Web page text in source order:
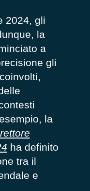
2024, gli
la
a
gli
la
ha definito
tra il
e